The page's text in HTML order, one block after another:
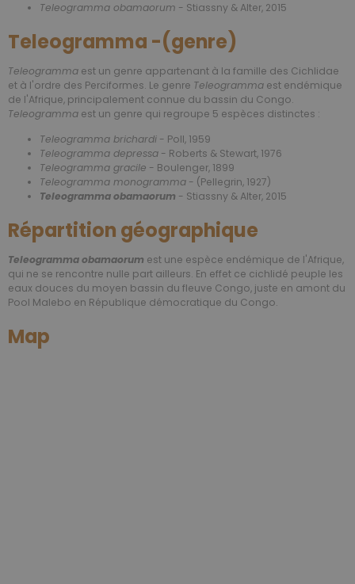
Teleogramma obamaorum - Stiassny & Alter, 2015
Teleogramma -(genre)
Teleogramma est un genre appartenant à la famille des Cichlidae
et à l'ordre des Perciformes. Le genre Teleogramma est endémique
de l'Afrique, principalement connue du bassin du Congo.
Teleogramma est un genre qui regroupe 5 espèces distinctes :
Teleogramma brichardi - Poll, 1959
Teleogramma depressa - Roberts & Stewart, 1976
Teleogramma gracile - Boulenger, 1899
Teleogramma monogramma - (Pellegrin, 1927)
Teleogramma obamaorum - Stiassny & Alter, 2015
Répartition géographique
Teleogramma obamaorum est une espèce endémique de l'Afrique,
qui ne se rencontre nulle part ailleurs. En effet ce cichlidé peuple les
eaux douces du moyen bassin du fleuve Congo, juste en amont du
Pool Malebo en République démocratique du Congo.
Map